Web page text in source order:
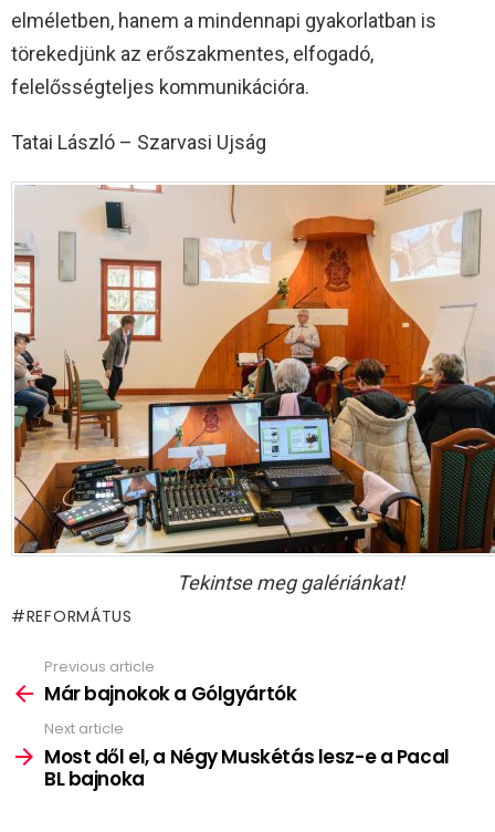
elméletben, hanem a mindennapi gyakorlatban is
törekedjünk az erőszakmentes, elfogadó,
felelősségteljes kommunikációra.
Tatai László – Szarvasi Ujság
Tekintse meg galériánkat!
REFORMÁTUS
more
Previous article
Már bajnokok a Gólgyártók
Next article
Most dől el, a Négy Muskétás lesz-e a Pacal
BL bajnoka